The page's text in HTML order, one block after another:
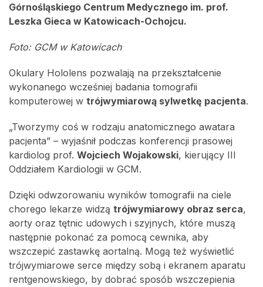
Górnośląskiego Centrum Medycznego im. prof.
Leszka Gieca w Katowicach-Ochojcu.
Foto: GCM w Katowicach
Okulary Hololens pozwalają na przekształcenie
wykonanego wcześniej badania tomografii
komputerowej w trójwymiarową sylwetkę pacjenta.
„Tworzymy coś w rodzaju anatomicznego awatara
pacjenta” – wyjaśnił podczas konferencji prasowej
kardiolog prof. Wojciech Wojakowski, kierujący III
Oddziałem Kardiologii w GCM.
Dzięki odwzorowaniu wyników tomografii na ciele
chorego lekarze widzą trójwymiarowy obraz serca,
aorty oraz tętnic udowych i szyjnych, które muszą
następnie pokonać za pomocą cewnika, aby
wszczepić zastawkę aortalną. Mogą też wyświetlić
trójwymiarowe serce między sobą i ekranem aparatu
rentgenowskiego, by dobrać sposób wszczepienia